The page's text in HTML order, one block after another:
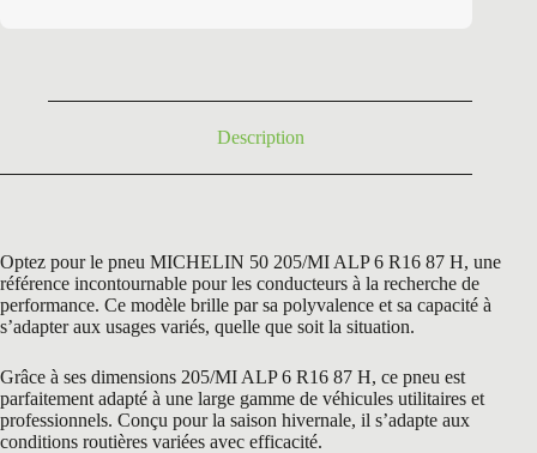
Description
Optez pour le pneu MICHELIN 50 205/MI ALP 6 R16 87 H, une
référence incontournable pour les conducteurs à la recherche de
performance. Ce modèle brille par sa polyvalence et sa capacité à
s’adapter aux usages variés, quelle que soit la situation.
Grâce à ses dimensions 205/MI ALP 6 R16 87 H, ce pneu est
parfaitement adapté à une large gamme de véhicules utilitaires et
professionnels. Conçu pour la saison hivernale, il s’adapte aux
conditions routières variées avec efficacité.